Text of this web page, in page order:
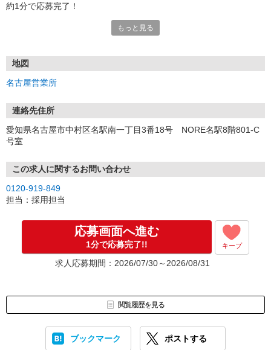
約1分で応募完了！
①応募から3営業日を目安に、メールorお電話でご連絡します。
★スマホでWEB面接（LINEなど）・出張面接・事務所面接と選べま
す
③面接実施（履歴書不要）
④勤務開始（スタート日は応相談）
お気軽にご応募ください♪
もっと見る
地図
名古屋営業所
連絡先住所
愛知県名古屋市中村区名駅南一丁目3番18号 NORE名駅8階801-C
号室
この求人に関するお問い合わせ
0120-919-849
担当：採用担当
応募画面へ進む
1分で応募完了!! キープ
求人応募期間：2026/07/30～2026/08/31
閲覧履歴を見る
ブックマーク ポストする